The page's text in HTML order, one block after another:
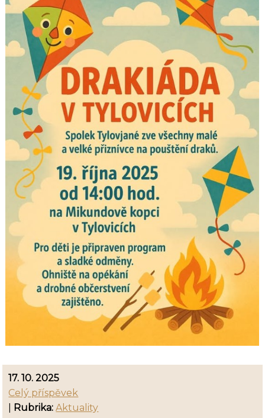
17. 10. 2025
Celý příspěvek
Rubrika: Aktuality